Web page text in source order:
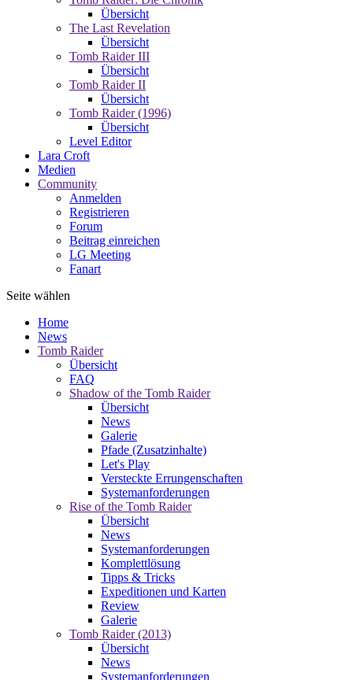
Übersicht
The Last Revelation
Übersicht
Tomb Raider III
Übersicht
Tomb Raider II
Übersicht
Tomb Raider (1996)
Übersicht
Level Editor
Lara Croft
Medien
Community
Anmelden
Registrieren
Forum
Beitrag einreichen
LG Meeting
Fanart
Seite wählen
Home
News
Tomb Raider
Übersicht
FAQ
Shadow of the Tomb Raider
Übersicht
News
Galerie
Pfade (Zusatzinhalte)
Let's Play
Versteckte Errungenschaften
Systemanforderungen
Rise of the Tomb Raider
Übersicht
News
Systemanforderungen
Komplettlösung
Tipps & Tricks
Expeditionen und Karten
Review
Galerie
Tomb Raider (2013)
Übersicht
News
Systemanforderungen